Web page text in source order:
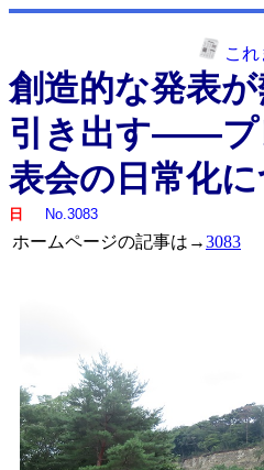
こ
創造的な発表
引き出す――プ
表会の日常化
日
No.3083
ホームページの記事は→3083